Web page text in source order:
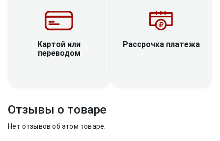
Картой или
переводом
Рассрочка платежа
Отзывы о товаре
Нет отзывов об этом товаре.